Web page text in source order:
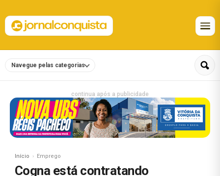
Navegue pelas categorias
continua após a publicidade
Início Emprego
Cogna está contratando